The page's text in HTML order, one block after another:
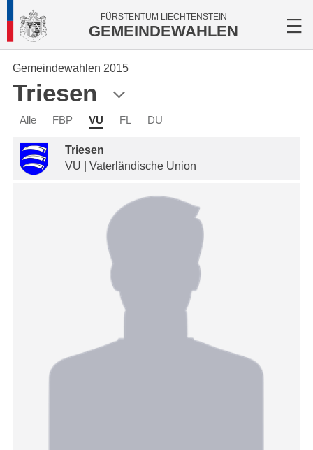
FÜRSTENTUM LIECHTENSTEIN
GEMEINDEWAHLEN
Gemeindewahlen 2015
Triesen
Alle FBP VU FL DU
Triesen
VU | Vaterländische Union